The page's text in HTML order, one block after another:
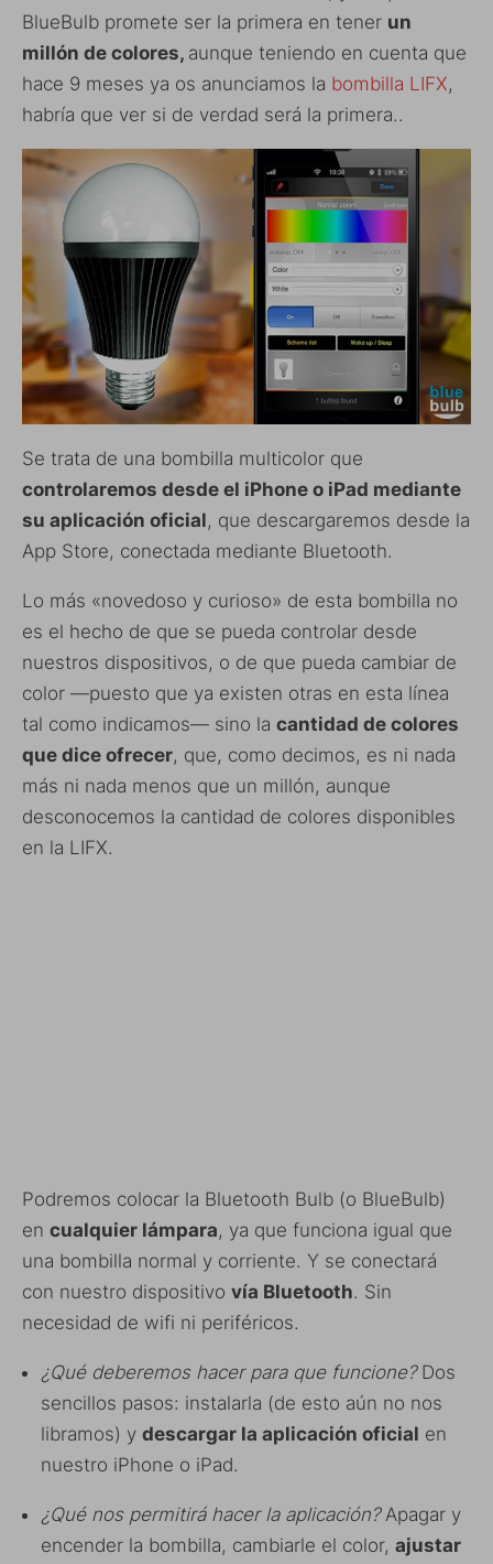
BlueBulb promete ser la primera en tener un
millón de colores, aunque teniendo en cuenta que
hace 9 meses ya os anunciamos la bombilla LIFX,
habría que ver si de verdad será la primera..
Se trata de una bombilla multicolor que
controlaremos desde el iPhone o iPad mediante
su aplicación oficial, que descargaremos desde la
App Store, conectada mediante Bluetooth.
Lo más «novedoso y curioso» de esta bombilla no
es el hecho de que se pueda controlar desde
nuestros dispositivos, o de que pueda cambiar de
color —puesto que ya existen otras en esta línea
tal como indicamos— sino la cantidad de colores
que dice ofrecer, que, como decimos, es ni nada
más ni nada menos que un millón, aunque
desconocemos la cantidad de colores disponibles
en la LIFX.
Podremos colocar la Bluetooth Bulb (o BlueBulb)
en cualquier lámpara, ya que funciona igual que
una bombilla normal y corriente. Y se conectará
con nuestro dispositivo vía Bluetooth. Sin
necesidad de wifi ni periféricos.
¿Qué deberemos hacer para que funcione? Dos
sencillos pasos: instalarla (de esto aún no nos
libramos) y descargar la aplicación oficial en
nuestro iPhone o iPad.
¿Qué nos permitirá hacer la aplicación?Apagar y
encender la bombilla, cambiarle el color, ajustar